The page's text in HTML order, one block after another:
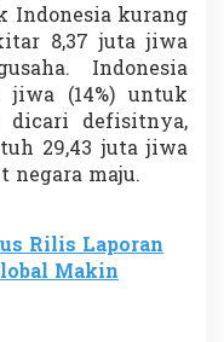
Indonesia kurang
8,37 juta jiwa
Indonesia
(14%) untuk
dicari defisitnya,
29,43 juta jiwa
negara maju.
Rilis Laporan
Makin